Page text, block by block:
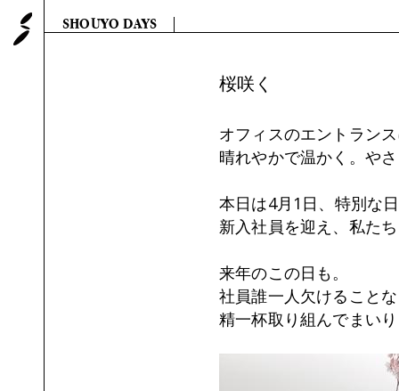
SHOUYO DAYS
桜咲く
オフィスのエントラン
晴れやかで温かく。や
本日は4月1日、特別な
新入社員を迎え、私た
来年のこの日も。
社員誰一人欠けること
精一杯取り組んでまい
SHOUYO 株式会社 翔洋